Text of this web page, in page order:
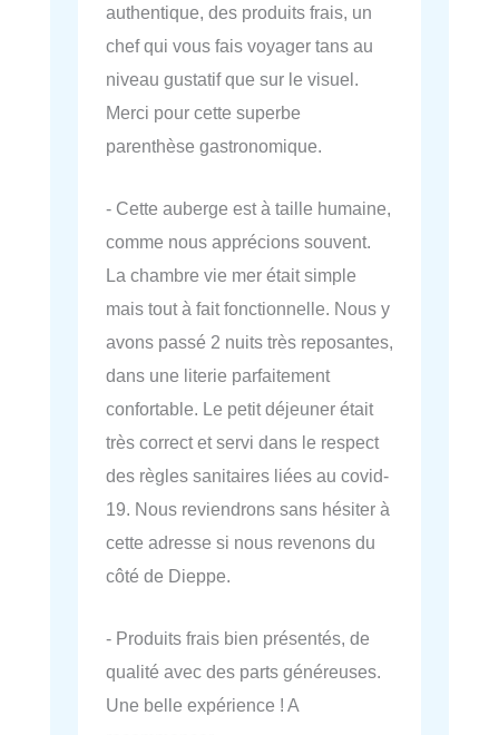
authentique, des produits frais, un
chef qui vous fais voyager tans au
niveau gustatif que sur le visuel.
Merci pour cette superbe
parenthèse gastronomique.
- Cette auberge est à taille humaine,
comme nous apprécions souvent.
La chambre vie mer était simple
mais tout à fait fonctionnelle. Nous y
avons passé 2 nuits très reposantes,
dans une literie parfaitement
confortable. Le petit déjeuner était
très correct et servi dans le respect
des règles sanitaires liées au covid-
19. Nous reviendrons sans hésiter à
cette adresse si nous revenons du
côté de Dieppe.
- Produits frais bien présentés, de
qualité avec des parts généreuses.
Une belle expérience ! A